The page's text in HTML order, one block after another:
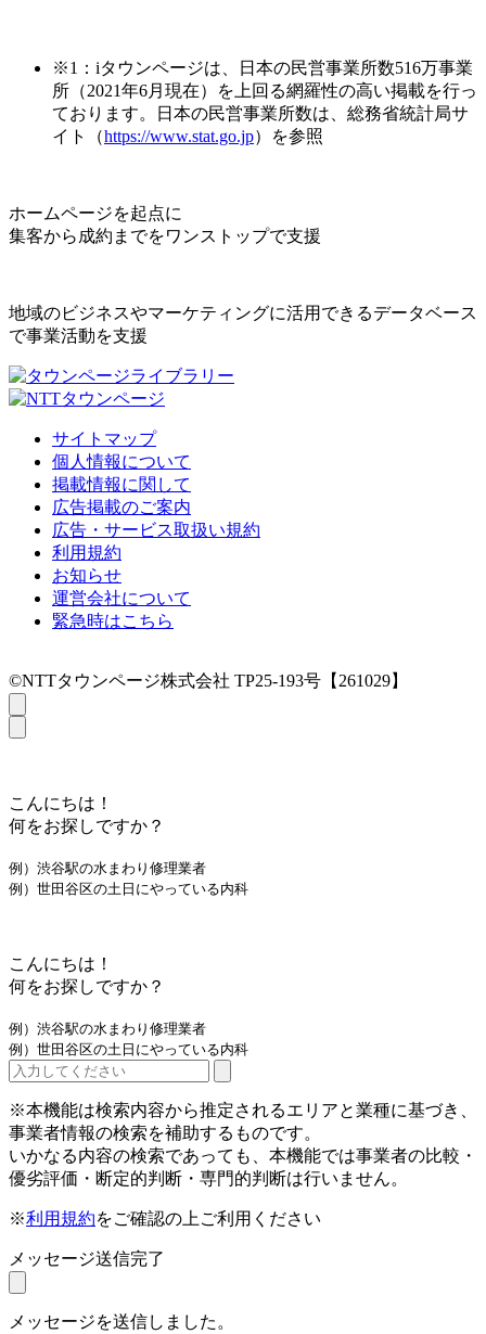
※1：iタウンページは、日本の民営事業所数516万事業
所（2021年6月現在）を上回る網羅性の高い掲載を行っ
ております。日本の民営事業所数は、総務省統計局サ
イト（https://www.stat.go.jp）を参照
ホームページを起点に
集客から成約までをワンストップで支援
地域のビジネスやマーケティングに活用できるデータベース
で事業活動を支援
サイトマップ
個人情報について
掲載情報に関して
広告掲載のご案内
広告・サービス取扱い規約
利用規約
お知らせ
運営会社について
緊急時はこちら
©NTTタウンページ株式会社 TP25-193号【261029】
こんにちは！
何をお探しですか？
例）渋谷駅の水まわり修理業者
例）世田谷区の土日にやっている内科
こんにちは！
何をお探しですか？
例）渋谷駅の水まわり修理業者
例）世田谷区の土日にやっている内科
※本機能は検索内容から推定されるエリアと業種に基づき、
事業者情報の検索を補助するものです。
いかなる内容の検索であっても、本機能では事業者の比較・
優劣評価・断定的判断・専門的判断は行いません。
※利用規約をご確認の上ご利用ください
メッセージ送信完了
メッセージを送信しました。